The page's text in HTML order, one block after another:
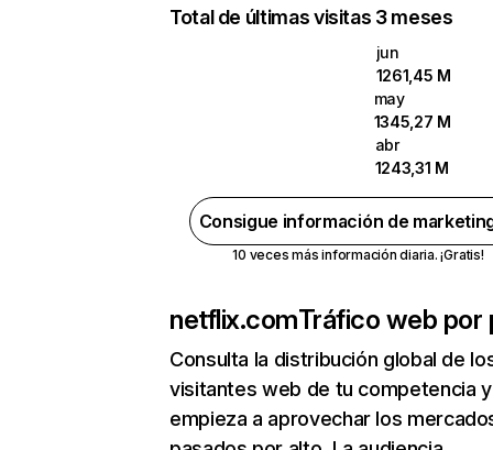
Total de últimas visitas 3 meses
jun
1261,45 M
may
1345,27 M
abr
1243,31 M
Consigue información de
10 veces más información diaria. ¡Gratis!
netflix.comTráfico web por
Consulta la distribución global de
visitantes web de tu competencia y
empieza a aprovechar los